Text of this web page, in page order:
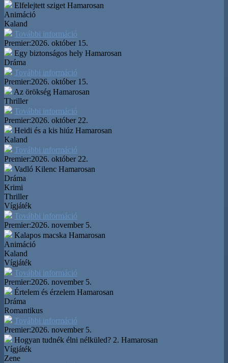
Elfelejtett sziget Hamarosan
Animáció
Kaland
További információ
Premier:2026. október 15.
Egy biztonságos hely Hamarosan
Dráma
További információ
Premier:2026. október 15.
Az örökség Hamarosan
Thriller
További információ
Premier:2026. október 22.
Heidi és a kis hiúz Hamarosan
Kaland
További információ
Premier:2026. október 22.
Vadló Kilenc Hamarosan
Dráma
Krimi
Thriller
Vígjáték
További információ
Premier:2026. november 5.
Kalapos macska Hamarosan
Animáció
Kaland
Vígjáték
További információ
Premier:2026. november 5.
Értelem és érzelem Hamarosan
Dráma
Romantikus
További információ
Premier:2026. november 5.
Hogyan tudnék élni nélküled? 2. Hamarosan
Vígjáték
Zene